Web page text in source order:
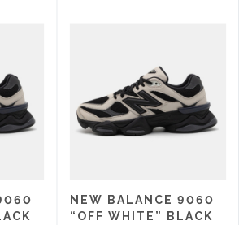
NEW BALANCE 9060
“OFF WHITE” BLACK